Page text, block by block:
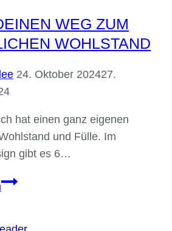
WEG ZUM
WOHLSTAND
24. Oktober 202427.
hat einen ganz eigenen
und Fülle. Im
gibt es 6…
Finde